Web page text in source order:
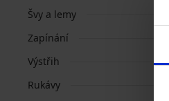
Švy a lemy
Zapínání
Výstřih
Rukávy